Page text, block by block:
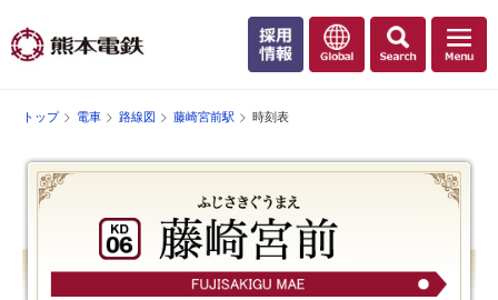
トップ 電車 路線図 藤崎宮前駅 時刻表